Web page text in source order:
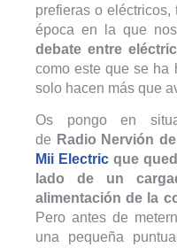
prefieras o
época en la que
debate entre
como este que se ha
solo hacen más que
Os pongo en
de Radio Nervión
Mii Electric que
lado de un
alimentación de la
Pero antes de
una pequeña